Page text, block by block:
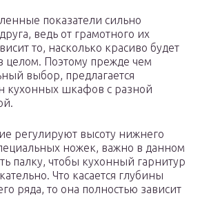
показатели сильно
ведь от грамотного их
то, насколько красиво будет
целом. Поэтому прежде чем
выбор, предлагается
кухонных шкафов с разной
регулируют высоту нижнего
ножек, важно в данном
палку, чтобы кухонный гарнитур
Что касается глубины
ряда, то она полностью зависит